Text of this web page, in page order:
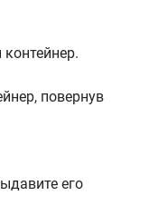
повернув
его